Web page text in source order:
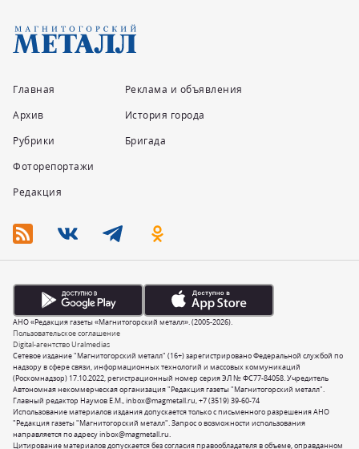
Главная
Архив
Рубрики
Фоторепортажи
Редакция
Реклама и объявления
История города
Бригада
Сетевое издание "Магнитогорский металл" (16+) зарегистрировано Федеральной службой по
надзору в сфере связи, информационных технологий и массовых коммуникаций
(Роскомнадзор) 17.10.2022, регистрационный номер серия ЭЛ № ФС77-84058. Учредитель
Автономная некоммерческая организация "Редакция газеты "Магнитогорский металл".
Главный редактор Наумов Е.М.,inbox@magmetall.ru,+7 (3519) 39-60-74
Использование материалов издания допускается только с письменного разрешения АНО
"Редакция газеты "Магнитогорский металл". Запрос о возможности использования
направляется по адресуinbox@magmetall.ru.
Цитирование материалов допускается без согласия правообладателя в объеме, оправданном
Пользовательское соглашение
Digital-агентство Uralmedias
АНО «Редакция газеты «Магнитогорский металл». (2005-2026).